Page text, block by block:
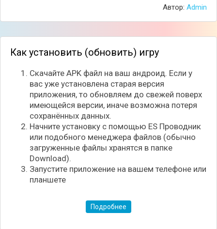
Автор: Admin
Как установить (обновить) игру
Скачайте APK файл на ваш андроид. Если у
вас уже установлена старая версия
приложения, то обновляем до свежей поверх
имеющейся версии, иначе возможна потеря
сохранённых данных.
Начните установку с помощью ES Проводник
или подобного менеджера файлов (обычно
загруженные файлы хранятся в папке
Download).
Запустите приложение на вашем телефоне или
планшете
Подробнее